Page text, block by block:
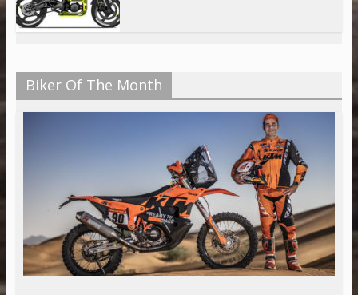
Biker Of The Month